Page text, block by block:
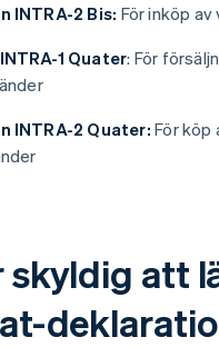
INTRA-2 Bis: För inköp av
1 Quater: För
INTRA-2 Quater: För köp
skyldig att